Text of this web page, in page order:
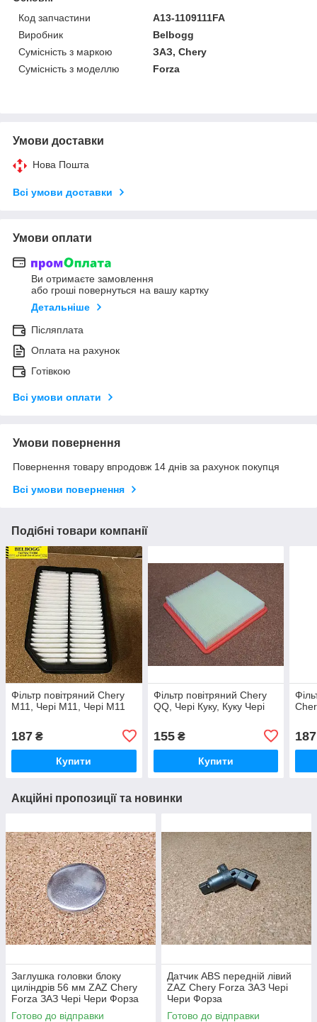
Код запчастини
A13-1109111FA
Виробник
Belbogg
Сумісність з маркою
ЗАЗ, Chery
Сумісність з моделлю
Forza
Умови доставки
Нова Пошта
Всі умови доставки
Умови оплати
Ви отримаєте замовлення
або гроші повернуться на вашу картку
Детальніше
Післяплата
Оплата на рахунок
Готівкою
Всі умови оплати
Умови повернення
Повернення товару впродовж 14 днів за рахунок покупця
Всі умови повернення
Подібні товари компанії
Фільтр повітряний Chery
M11, Чері М11, Чері М11
187 ₴
Купити
Фільтр повітряний Chery
QQ, Чері Куку, Куку Чері
155₴
Купити
187
Акційні пропозиції та новинки
Заглушка головки блоку
циліндрів 56 мм ZAZ Chery
Forza ЗАЗ Чері Чери Форза
Готово до відправки
Датчик ABS передній лівий
ZAZ Chery Forza ЗАЗ Чері
Чери Форза
Готово до відправки